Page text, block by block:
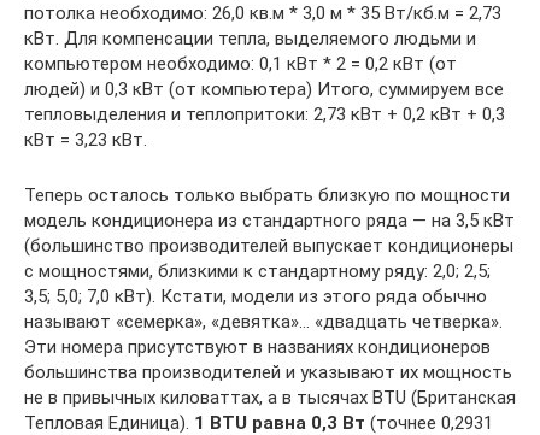
потолка необходимо: 26,0 кв.м * 3,0 м * 35 Вт/кб.м = 2,73
кВт. Для компенсации тепла, выделяемого людьми и
компьютером необходимо: 0,1 кВт * 2 = 0,2 кВт (от
людей) и 0,3 кВт (от компьютера) Итого, суммируем все
тепловыделения и теплопритоки: 2,73 кВт + 0,2 кВт + 0,3
кВт = 3,23 кВт.
Теперь осталось только выбрать близкую по мощности
модель кондиционера из стандартного ряда — на 3,5 кВт
(большинство производителей выпускает кондиционеры
с мощностями, близкими к стандартному ряду: 2,0; 2,5;
3,5; 5,0; 7,0 кВт). Кстати, модели из этого ряда обычно
называют «семерка», «девятка»… «двадцать четверка».
Эти номера присутствуют в названиях кондиционеров
большинства производителей и указывают их мощность
не в привычных киловаттах, а в тысячах BTU (Британская
Тепловая Единица). 1 BTU равна 0,3 Вт (точнее 0,2931